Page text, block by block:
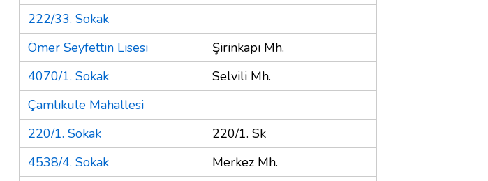
222/33. Sokak
Ömer Seyfettin Lisesi
Şirinkapı Mh.
4070/1. Sokak
Selvili Mh.
Çamlıkule Mahallesi
220/1. Sokak
220/1. Sk
4538/4. Sokak
Merkez Mh.